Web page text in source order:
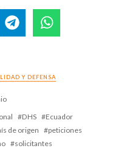
Y DEFENSA
DHS
Ecuador
de origen
peticiones
solicitantes